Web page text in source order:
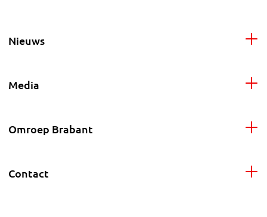
Nieuws
Media
Omroep Brabant
Contact